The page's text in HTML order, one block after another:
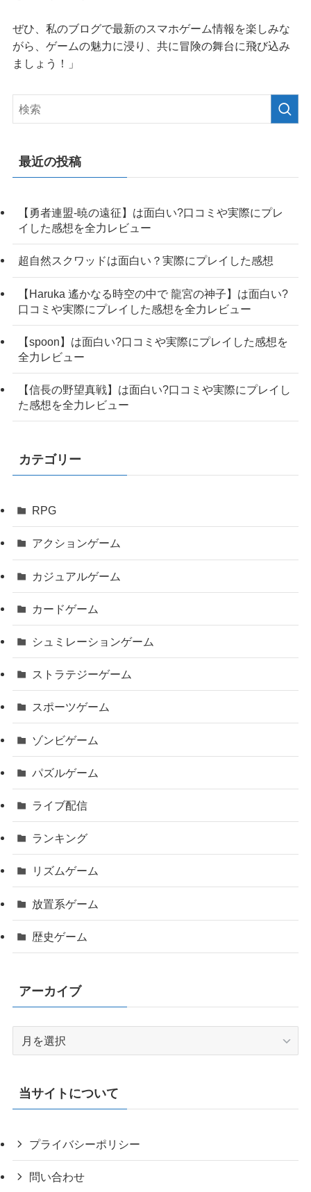
ぜひ、私のブログで最新のスマホゲーム情報を楽しみな
がら、ゲームの魅力に浸り、共に冒険の舞台に飛び込み
ましょう！」
最近の投稿
【勇者連盟-暁の遠征】は面白い?口コミや実際にプレ
イした感想を全力レビュー
超自然スクワッドは面白い？実際にプレイした感想
【Haruka 遙かなる時空の中で 龍宮の神子】は面白い?
口コミや実際にプレイした感想を全力レビュー
【spoon】は面白い?口コミや実際にプレイした感想を
全力レビュー
【信長の野望真戦】は面白い?口コミや実際にプレイし
た感想を全力レビュー
カテゴリー
RPG
アクションゲーム
カジュアルゲーム
カードゲーム
シュミレーションゲーム
ストラテジーゲーム
スポーツゲーム
ゾンビゲーム
パズルゲーム
ライブ配信
ランキング
リズムゲーム
放置系ゲーム
歴史ゲーム
アーカイブ
イ
当サイトについて
プライバシーポリシー
問い合わせ